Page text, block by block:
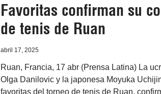
Favoritas confirman su
de tenis de Ruan
abril 17, 2025
Ruan, Francia, 17 abr (Prensa Latina) La
Olga Danilovic y la japonesa Moyuka
favoritas del torneo de tenis de Ruan,